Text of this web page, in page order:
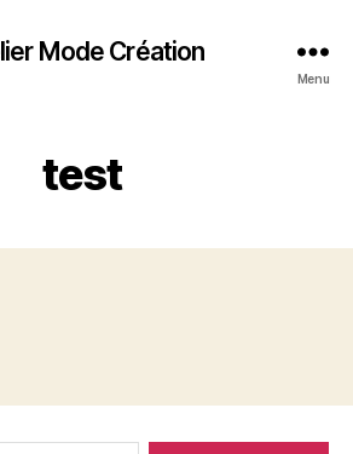
Mode Création
Menu
test